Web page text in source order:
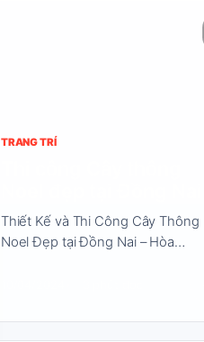
TRANG TRÍ
Thiết Kế và Thi Công Cây Thông
Noel Đẹp tại Đồng Nai – Hòa…